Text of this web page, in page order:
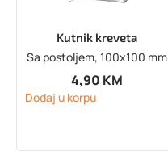
Kutnik kreveta
Sa postoljem, 100x100 mm
4,90 KM
Dodaj u korpu